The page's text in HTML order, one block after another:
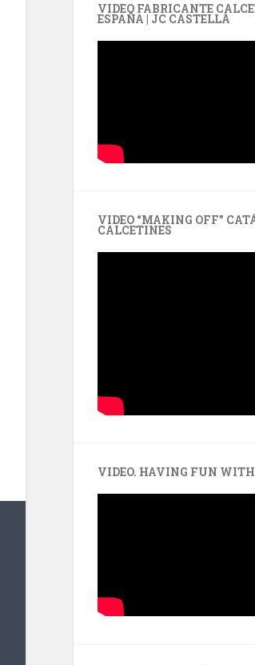
VIDEO FABRICANTE
ESPAÑA | JC CASTELLÀ
VIDEO “MAKING OFF”
CALCETINES
VIDEO. HAVING FUN WITH